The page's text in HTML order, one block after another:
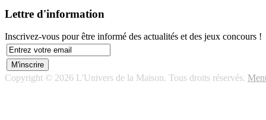
Lettre d'information
Inscrivez-vous pour être informé des actualités et des jeux concours !
Copyright © 2026 L'Univers de la Maison. Tous droits réservés.